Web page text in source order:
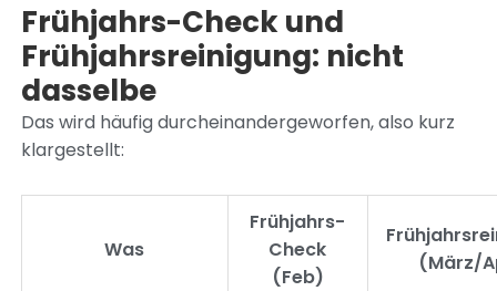
Frühjahrs-Check und
Frühjahrsreinigung: nicht
dasselbe
Das wird häufig durcheinandergeworfen, also kurz
klargestellt:
Was
Frühjahrs-
Check
(Feb)
(März/